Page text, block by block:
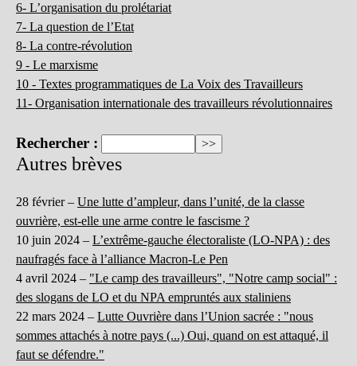
6- L’organisation du prolétariat
7- La question de l’Etat
8- La contre-révolution
9 - Le marxisme
10 - Textes programmatiques de La Voix des Travailleurs
11- Organisation internationale des travailleurs révolutionnaires
Rechercher :
Autres brèves
28 février – Une lutte d’ampleur, dans l’unité, de la classe
ouvrière, est-elle une arme contre le fascisme ?
10 juin 2024 – L’extrême-gauche électoraliste (LO-NPA) : des
naufragés face à l’alliance Macron-Le Pen
4 avril 2024 – "Le camp des travailleurs", "Notre camp social" :
des slogans de LO et du NPA empruntés aux staliniens
22 mars 2024 – Lutte Ouvrière dans l’Union sacrée : "nous
sommes attachés à notre pays (...) Oui, quand on est attaqué, il
faut se défendre."